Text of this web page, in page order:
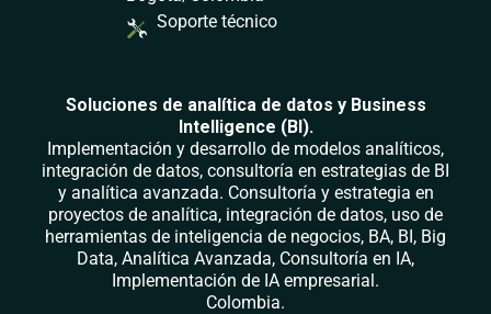
Soporte técnico
Soluciones de analítica de datos y Business
Intelligence (BI).
Implementación y desarrollo de modelos analíticos,
integración de datos, consultoría en estrategias de BI
y analítica avanzada. Consultoría y estrategia en
proyectos de analítica, integración de datos, uso de
herramientas de inteligencia de negocios, BA, BI, Big
Data, Analítica Avanzada, Consultoría en IA,
Implementación de IA empresarial.
Colombia.